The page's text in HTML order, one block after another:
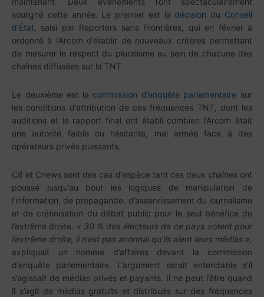
souligné cette année. Le premier est la décision du Conseil
d’État , saisi par Reporters sans Frontières, qui en février a
ordonné à l’Arcom d’établir de nouveaux critères permettant
de mesurer le respect du pluralisme au sein de chacune des
chaînes diffusées sur la TNT.
Le deuxième est la commission d’enquête parlementaire sur
les conditions d’attribution de ces fréquences TNT, dont les
auditions et le rapport final ont établi combien l’Arcom était
une autorité faible ou hésitante, mal armée face à des
opérateurs privés puissants.
C8 et Cnews sont des cas d’espèce tant ces deux chaînes ont
poussé jusqu’au bout les logiques de manipulation de
l’information, de propagande, d’asservissement du journalisme
et de crétinisation du débat public pour le seul bénéfice de
l’extrême droite. « 30 % des électeurs de ce pays votent pour
l’extrême droite, il n’est pas anormal qu’ils aient leurs médias »,
expliquait un homme d’affaires devant la commission
d’enquête parlementaire. L’argument serait entendable s’il
s’agissait de médias privés et payants. Il ne peut l’être quand
il s’agit de médias gratuits et distribués sur des fréquences